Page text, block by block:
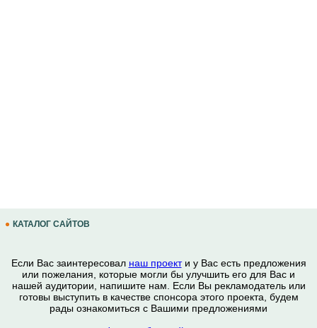
КАТАЛОГ САЙТОВ
Если Вас заинтересовал наш проекти у Вас есть предложения
или пожелания, которые могли бы улучшить его для Вас и
нашей аудитории, напишите нам. Если Вы рекламодатель или
готовы выступить в качестве спонсора этого проекта, будем
рады ознакомиться с Вашими предложениями